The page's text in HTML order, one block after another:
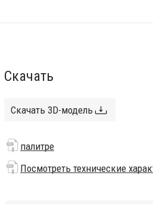
Скачать
Скачать 3D-модель
палитре
Посмотреть технические